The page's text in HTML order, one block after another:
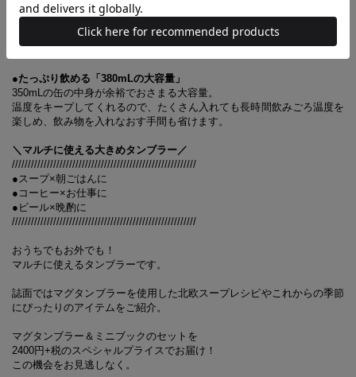
●デスクワークに最適な「結露しにくい構造」
外側が結露しにくいので、書類やPCが濡れてしまう心配なし♪
コースターも不要で、デスクワークにも最適。持ち手が熱くも冷たくも
ならないのも嬉しいポイント。
●たっぷり飲める「380mLの大容量」
350mLの缶の中身が余裕でおさまる大容量。
温度をキープしてくれるので、たくさん入れても長時間飲みごろ温度を
楽しめ、飲み物を入れなおす手間も省けます。
＼マルチに使える大きめタンブラー／
//////////////////////////////////////////////////////////
●スープ×朝ごはんに
●コーヒー×お仕事に
●ビール×晩酌に
//////////////////////////////////////////////////////////
おうちでもお外でも！
マルチに使えるタンブラーです。
誌面ではマグタンブラーを使用した北欧スープレシピやこれからの季節
にぴったりのアイテムをご紹介。
マグタンブラー＆ミニブックのセットを
2400円+税のスペシャルプライスでお届け！
この機会をお見逃しなく。